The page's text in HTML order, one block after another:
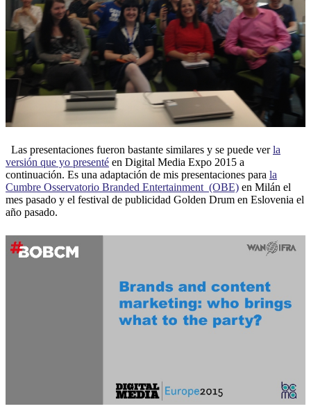
Las presentaciones fueron bastante similares y se puede verla
versión que yo presenté en Digital Media Expo 2015 a
continuación. Es una adaptación de mis presentaciones para la
Cumbre Osservatorio Branded Entertainment (OBE) en Milán el
mes pasado y el festival de publicidad Golden Drum en Eslovenia el
año pasado.